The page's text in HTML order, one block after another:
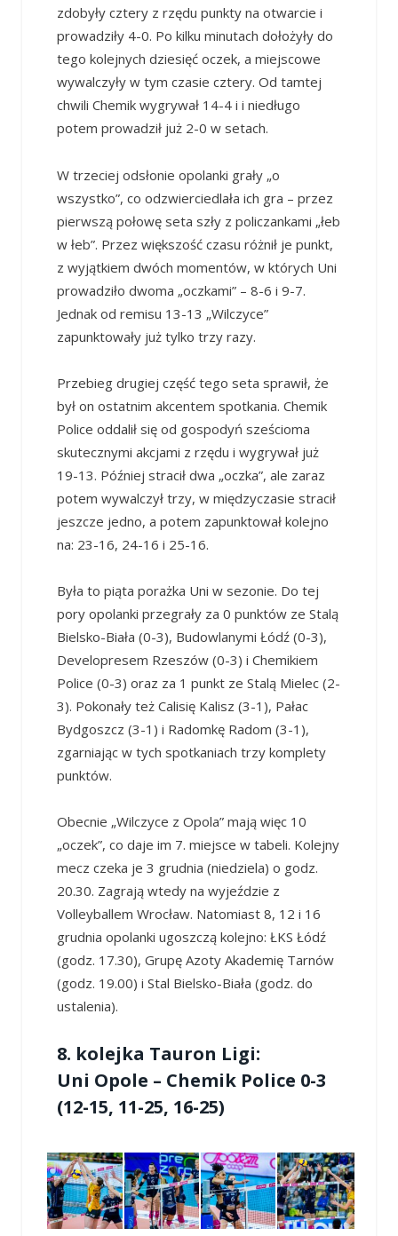
zdobyły cztery z rzędu punkty na otwarcie i
prowadziły 4-0. Po kilku minutach dołożyły do
tego kolejnych dziesięć oczek, a miejscowe
wywalczyły w tym czasie cztery. Od tamtej
chwili Chemik wygrywał 14-4 i i niedługo
potem prowadził już 2-0 w setach.
W trzeciej odsłonie opolanki grały „o
wszystko”, co odzwierciedlała ich gra – przez
pierwszą połowę seta szły z policzankami „łeb
w łeb”. Przez większość czasu różnił je punkt,
z wyjątkiem dwóch momentów, w których Uni
prowadziło dwoma „oczkami” – 8-6 i 9-7.
Jednak od remisu 13-13 „Wilczyce”
zapunktowały już tylko trzy razy.
Przebieg drugiej część tego seta sprawił, że
był on ostatnim akcentem spotkania. Chemik
Police oddalił się od gospodyń sześcioma
skutecznymi akcjami z rzędu i wygrywał już
19-13. Później stracił dwa „oczka”, ale zaraz
potem wywalczył trzy, w międzyczasie stracił
jeszcze jedno, a potem zapunktował kolejno
na: 23-16, 24-16 i 25-16.
Była to piąta porażka Uni w sezonie. Do tej
pory opolanki przegrały za 0 punktów ze Stalą
Bielsko-Biała (0-3), Budowlanymi Łódź (0-3),
Developresem Rzeszów (0-3) i Chemikiem
Police (0-3) oraz za 1 punkt ze Stalą Mielec (2-
3). Pokonały też Calisię Kalisz (3-1), Pałac
Bydgoszcz (3-1) i Radomkę Radom (3-1),
zgarniając w tych spotkaniach trzy komplety
punktów.
Obecnie „Wilczyce z Opola” mają więc 10
„oczek”, co daje im 7. miejsce w tabeli. Kolejny
mecz czeka je 3 grudnia (niedziela) o godz.
20.30. Zagrają wtedy na wyjeździe z
Volleyballem Wrocław. Natomiast 8, 12 i 16
grudnia opolanki ugoszczą kolejno: ŁKS Łódź
(godz. 17.30), Grupę Azoty Akademię Tarnów
(godz. 19.00) i Stal Bielsko-Biała (godz. do
ustalenia).
8. kolejka Tauron Ligi:
Uni Opole – Chemik Police 0-3
(12-15, 11-25, 16-25)